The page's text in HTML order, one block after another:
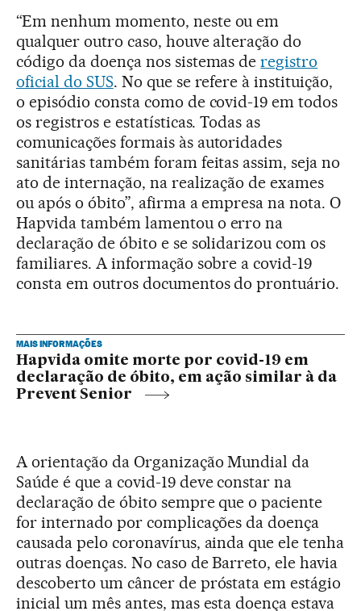
“Em nenhum momento, neste ou em
qualquer outro caso, houve alteração do
código da doença nos sistemas deregistro
oficial do SUS. No que se refere à instituição,
o episódio consta como de covid-19 em todos
os registros e estatísticas. Todas as
comunicações formais às autoridades
sanitárias também foram feitas assim, seja no
ato de internação, na realização de exames
ou após o óbito”, afirma a empresa na nota. O
Hapvida também lamentou o erro na
declaração de óbito e se solidarizou com os
familiares. A informação sobre a covid-19
consta em outros documentos do prontuário.
MAIS INFORMAÇÕES
Hapvida omite morte por covid-19 em
declaração de óbito, em ação similar à da
Prevent Senior
A orientação da Organização Mundial da
Saúde é que a covid-19 deve constar na
declaração de óbito sempre que o paciente
for internado por complicações da doença
causada pelo coronavírus, ainda que ele tenha
outras doenças. No caso de Barreto, ele havia
descoberto um câncer de próstata em estágio
inicial um mês antes, mas esta doença estava